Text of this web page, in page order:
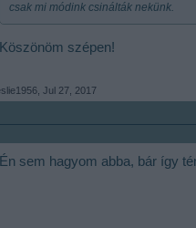
csak mi módink csinálták nekünk.
Köszönöm szépen!
Jul 27, 2017
Én sem hagyom abba, bár így